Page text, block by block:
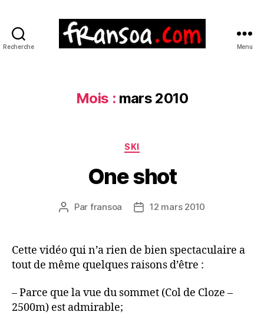
Recherche Menu
Mois : mars 2010
Catégories
SKI
One shot
Auteur
Par fransoa
Date12 mars 2010
Cette vidéo qui n’a rien de bien spectaculaire a
tout de même quelques raisons d’être :
– Parce que la vue du sommet (Col de Cloze –
2500m) est admirable;